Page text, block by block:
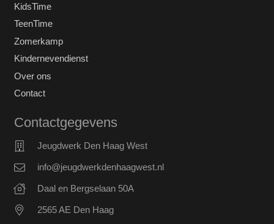
KidsTime
TeenTime
Zomerkamp
Kindernevendienst
Over ons
Contact
Contactgegevens
Jeugdwerk Den Haag West
info@jeugdwerkdenhaagwest.nl
Daal en Bergselaan 50A
2565 AE Den Haag